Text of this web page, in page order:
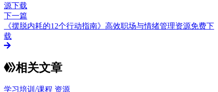
源下载
下一篇
《摆脱内耗的12个行动指南》高效职场与情绪管理资源免费下
载
相关文章
学习培训/课程 资源